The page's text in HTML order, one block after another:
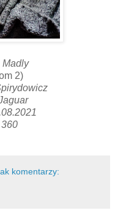
Madly
2)
360
komentarzy: